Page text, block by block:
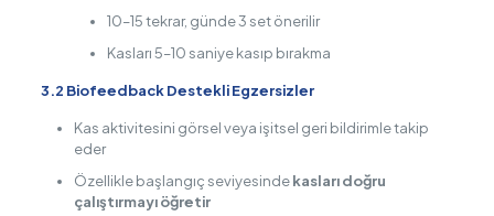
10–15 tekrar, günde 3 set önerilir
Kasları 5–10 saniye kasıp bırakma
3.2 Biofeedback Destekli Egzersizler
Kas aktivitesini görsel veya işitsel geri bildirimle takip
eder
Özellikle başlangıç seviyesindekasları doğru
çalıştırmayı öğretir